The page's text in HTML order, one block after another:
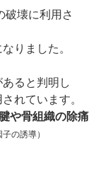
破壊に利用さ
りました。
ると判明し
れています。
や骨組織の除痛
子の誘導）